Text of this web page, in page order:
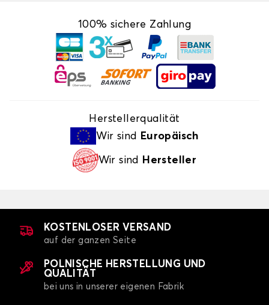
100% sichere Zahlung
Herstellerqualität
Wir sind
Europäisch
Wir sind Hersteller
KOSTENLOSER VERSAND
auf der ganzen Seite
POLNISCHE HERSTELLUNG UND
QUALITÄT
bei uns in unserer eigenen Fabrik